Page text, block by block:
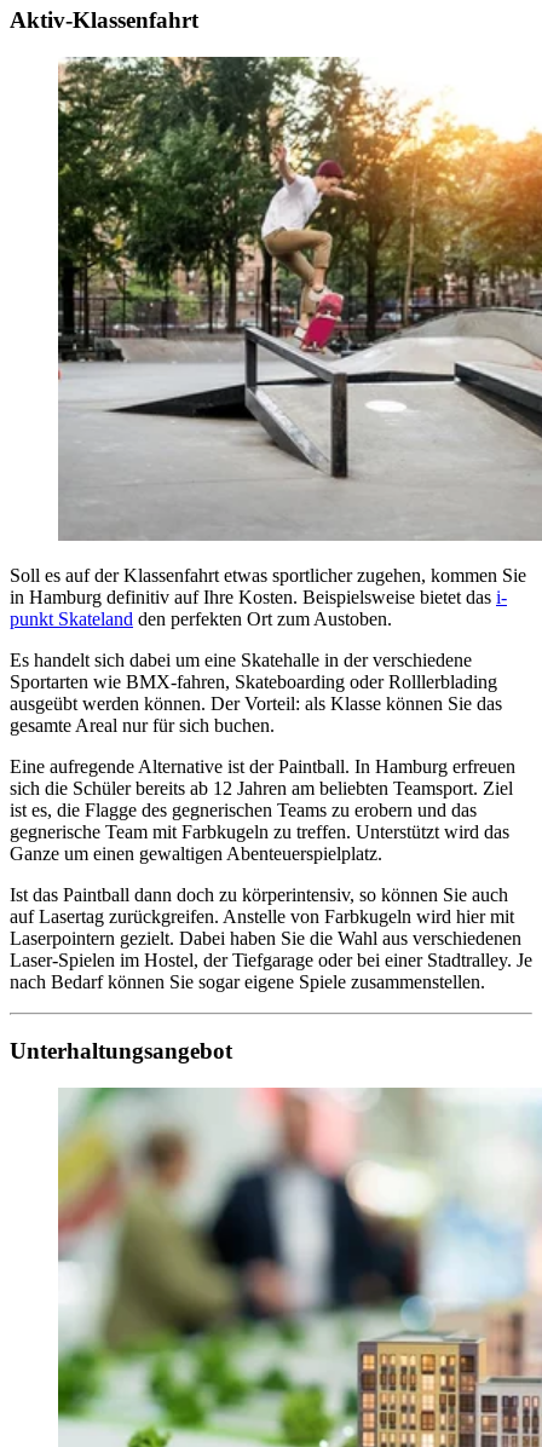
Aktiv-Klassenfahrt
Soll es auf der Klassenfahrt etwas sportlicher zugehen, kommen Sie
in Hamburg definitiv auf Ihre Kosten. Beispielsweise bietet das i-
punkt Skateland den perfekten Ort zum Austoben.
Es handelt sich dabei um eine Skatehalle in der verschiedene
Sportarten wie BMX-fahren, Skateboarding oder Rolllerblading
ausgeübt werden können. Der Vorteil: als Klasse können Sie das
gesamte Areal nur für sich buchen.
Eine aufregende Alternative ist der Paintball. In Hamburg erfreuen
sich die Schüler bereits ab 12 Jahren am beliebten Teamsport. Ziel
ist es, die Flagge des gegnerischen Teams zu erobern und das
gegnerische Team mit Farbkugeln zu treffen. Unterstützt wird das
Ganze um einen gewaltigen Abenteuerspielplatz.
Ist das Paintball dann doch zu körperintensiv, so können Sie auch
auf Lasertag zurückgreifen. Anstelle von Farbkugeln wird hier mit
Laserpointern gezielt. Dabei haben Sie die Wahl aus verschiedenen
Laser-Spielen im Hostel, der Tiefgarage oder bei einer Stadtralley. Je
nach Bedarf können Sie sogar eigene Spiele zusammenstellen.
Unterhaltungsangebot